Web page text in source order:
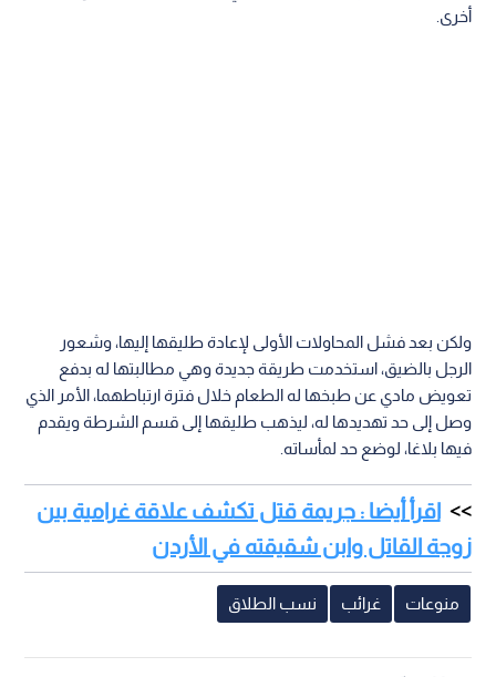
أخرى.
ولكن بعد فشل المحاولات الأولى لإعادة طليقها إليها، وشعور
الرجل بالضيق، استخدمت طريقة جديدة وهي مطالبتها له بدفع
تعويض مادي عن طبخها له الطعام خلال فترة ارتباطهما، الأمر الذي
وصل إلى حد تهديدها له، ليذهب طليقها إلى قسم الشرطة ويقدم
فيها بلاغا، لوضع حد لمأساته.
اقرأ أيضا : جريمة قتل تكشف علاقة غرامية بين
زوجة القاتل وابن شقيقته في الأردن
منوعات غرائب نسب الطلاق